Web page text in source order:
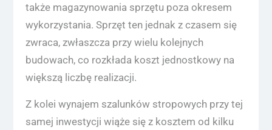
także magazynowania sprzętu poza okresem
wykorzystania. Sprzęt ten jednak z czasem się
zwraca, zwłaszcza przy wielu kolejnych
budowach, co rozkłada koszt jednostkowy na
większą liczbę realizacji.
Z kolei wynajem szalunków stropowych przy tej
samej inwestycji wiąże się z kosztem od kilku